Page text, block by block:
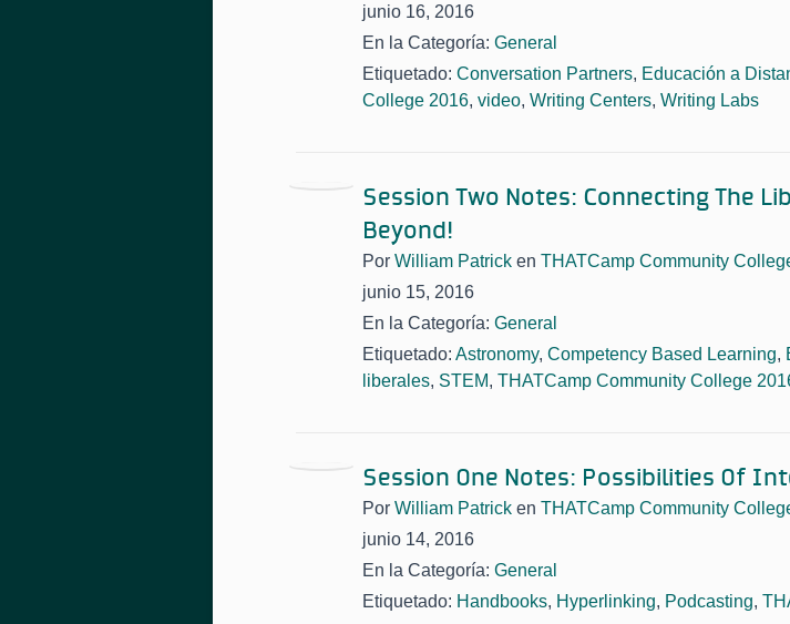
junio 16, 2016
En la Categoría: General
Etiquetado: Conversation Partners, Educación a
College 2016, video, Writing Centers, Writing Labs
Session Two Notes: Connecting The
Beyond!
Por William Patrick en THATCamp Community
junio 15, 2016
En la Categoría: General
Etiquetado: Astronomy, Competency Based Learning,
liberales, STEM, THATCamp Community College
Session One Notes: Possibilities Of
Por William Patrick en THATCamp Community
junio 14, 2016
En la Categoría: General
Etiquetado: Handbooks, Hyperlinking, Podcasting,